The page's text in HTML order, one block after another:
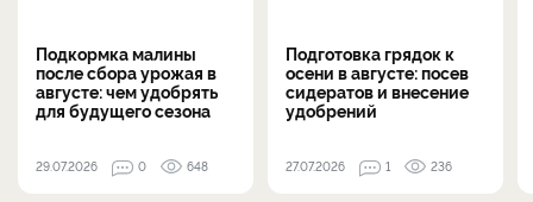
Подкормка малины
после сбора урожая в
августе: чем удобрять
для будущего сезона
29.07.2026 0 648
Подготовка грядок к
осени в августе: посев
сидератов и внесение
удобрений
27.07.2026 1 236